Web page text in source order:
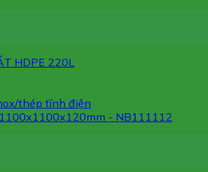
HDPE 220L
thép tĩnh điện
- NB111112